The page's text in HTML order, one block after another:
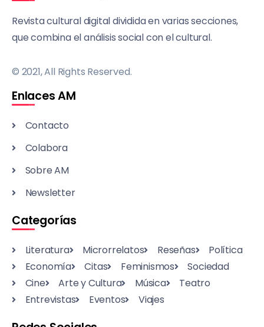
Revista cultural digital dividida en varias secciones,
que combina el análisis social con el cultural.
© 2021, All Rights Reserved.
Enlaces AM
Contacto
Colabora
Sobre AM
Newsletter
Categorías
Literatura Microrrelatos Reseñas
Política
Economía
Citas Feminismos
Sociedad
Cine
Arte y Cultura Música
Teatro
Entrevistas
Eventos Viajes